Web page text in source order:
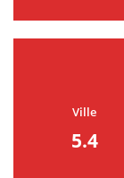
Ville
5.4